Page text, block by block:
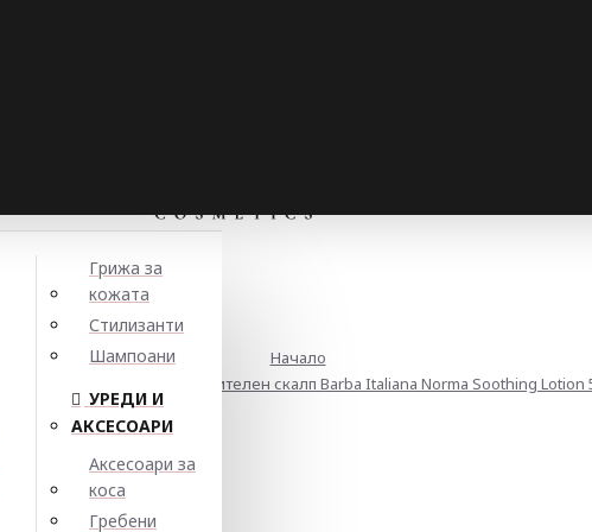
Грижа за
кожата
Стилизанти
Шампоани
УРЕДИ И
АКСЕСОАРИ
Аксесоари за
коса
Гребени
Начало
Успокояващ лосион за чувствителен скалп Barba Italiana Norma Soothing Lotion